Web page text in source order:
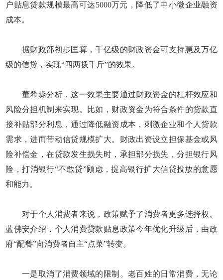
户贴息贷款规模最高可达5000万元，降低了中小微企业融资
成本。
据财政部初步匡算，千亿级的财政资金可支持惠及万亿
级的信贷，实现“四两拨千斤”的效果。
董希淼分析，这一效果主要通过财政资金的杠杆效应和
风险分担机制来实现。比如，财政资金为符合条件的贷款直
接补贴部分利息，通过降低融资成本，刺激企业和个人贷款
需求，进而带动信贷规模扩大。财政出资设立担保基金或风
险补偿金，在贷款发生损失时，承担部分损失，分担银行风
险，打消银行“不敢贷”顾虑，提高银行扩大信贷投放的意愿
和能力。
对于个人消费者来说，政策赋予了消费者更多选择权。
蓝佛安介绍，个人消费贷款贴息政策今年优化升级后，由政
府“配餐”向消费者自主“点菜”转变。
一是取消了消费领域的限制。老百姓的日常消费，无论